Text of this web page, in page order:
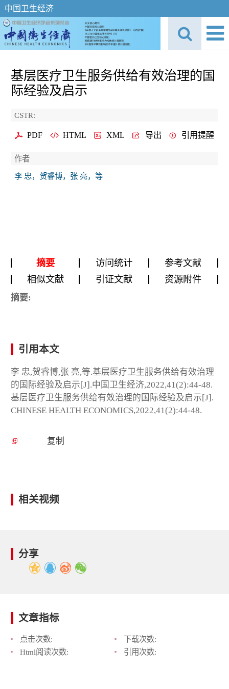
中国卫生经济
基层医疗卫生服务供给有效治理的国
际经验及启示
CSTR:
PDF HTML XML 导出 引用提醒
作者
李 忠，贺睿博，张 亮，等
摘要 访问统计
参考文献
相似文献
引证文献 资源附件
摘要:
引用本文
李 忠,贺睿博,张 亮,等.基层医疗卫生服务供给有效治理
的国际经验及启示[J].中国卫生经济,2022,41(2):44-48.
基层医疗卫生服务供给有效治理的国际经验及启示[J].
CHINESE HEALTH ECONOMICS,2022,41(2):44-48.
复制
相关视频
分享
文章指标
点击次数:
下载次数:
Html阅读次数:
引用次数: